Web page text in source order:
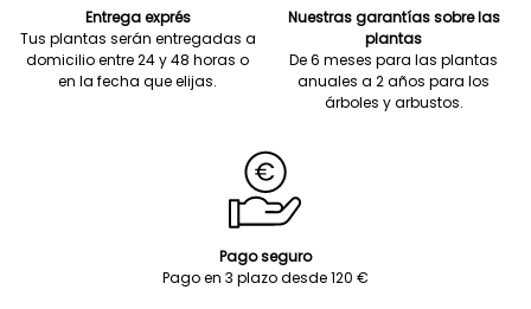
Entrega exprés
Tus plantas serán entregadas a
domicilio entre 24 y 48 horas o
en la fecha que elijas.
Nuestras garantías sobre las
plantas
De 6 meses para las plantas
anuales a 2 años para los
árboles y arbustos.
Pago seguro
Pago en 3 plazo desde 120 €